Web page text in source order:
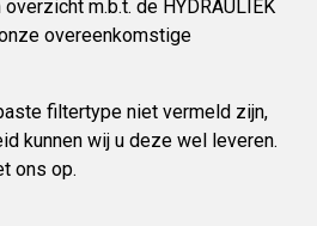
m.b.t. de HYDRAULIEK
overeenkomstige
filtertype niet vermeld zijn,
kunnen wij u deze wel leveren.
ons op.